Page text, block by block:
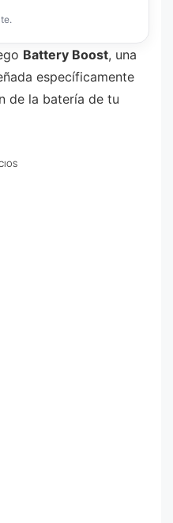
Battery Boost, una
específicamente
de la batería de tu